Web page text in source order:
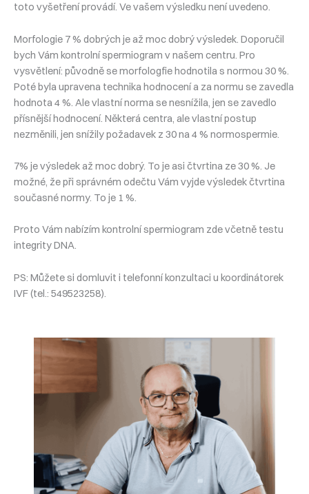
toto vyšetření provádí. Ve vašem výsledku není uvedeno.
Morfologie 7 % dobrých je až moc dobrý výsledek. Doporučil
bych Vám kontrolní spermiogram v našem centru. Pro
vysvětlení: původně se morfologfie hodnotila s normou 30 %.
Poté byla upravena technika hodnocení a za normu se zavedla
hodnota 4 %. Ale vlastní norma se nesnížila, jen se zavedlo
přísnější hodnocení. Některá centra, ale vlastní postup
nezměnili, jen snížily požadavek z 30 na 4 % normospermie.
7% je výsledek až moc dobrý. To je asi čtvrtina ze 30 %. Je
možné, že při správném odečtu Vám vyjde výsledek čtvrtina
současné normy. To je 1 %.
Proto Vám nabízím kontrolní spermiogram zde včetně testu
integrity DNA.
PS: Můžete si domluvit i telefonní konzultaci u koordinátorek
IVF (tel.: 549523258).